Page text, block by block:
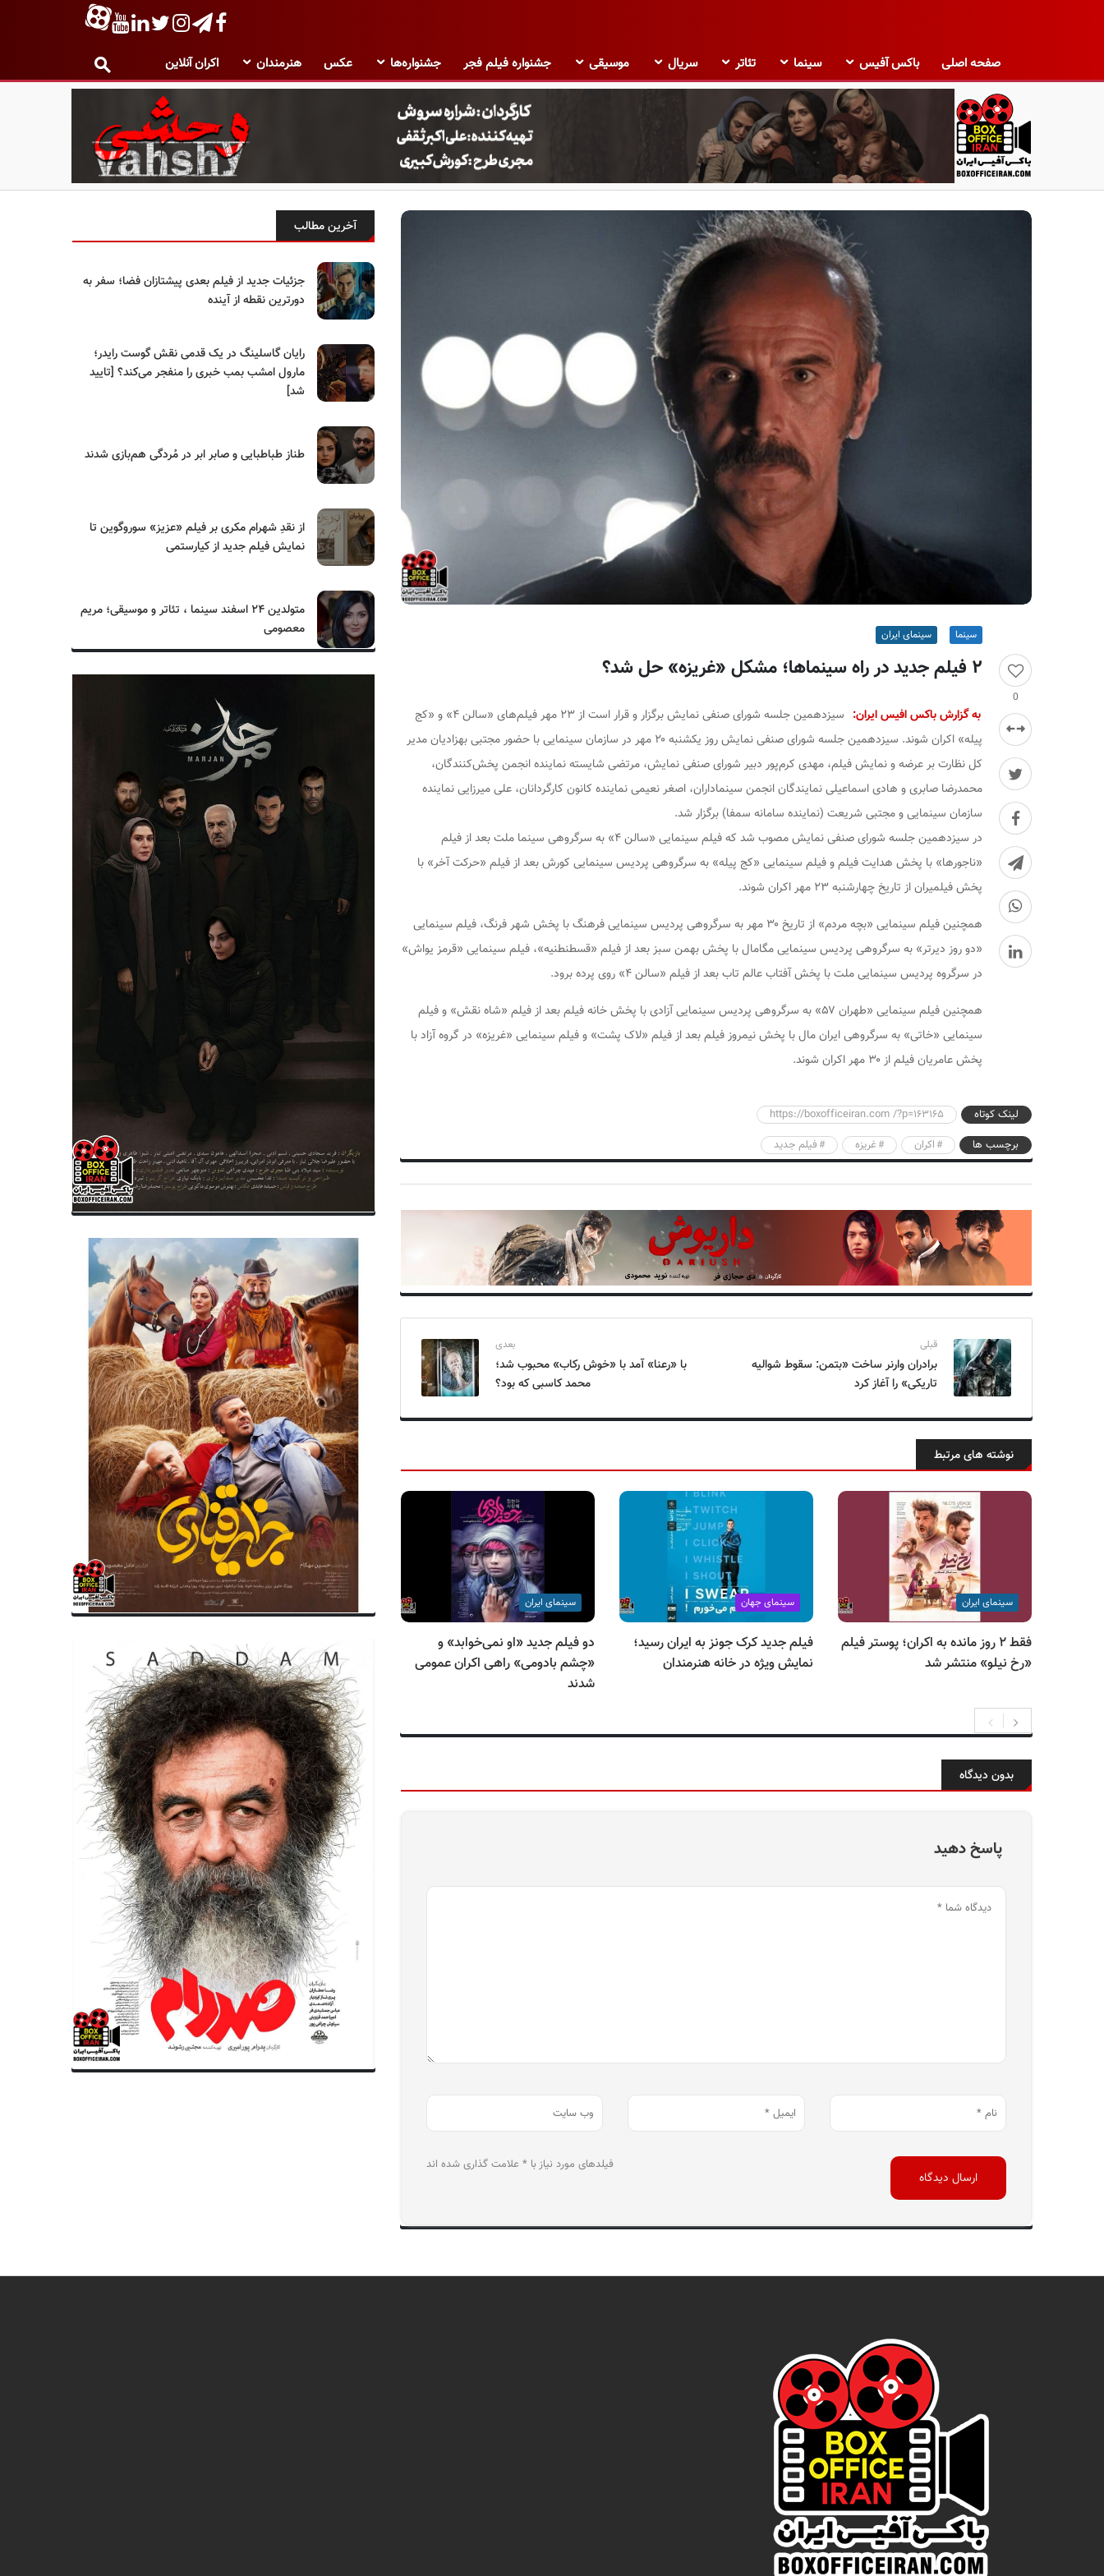
صفحه اصلی باکس آفیس سینما تئاتر سریال موسیقی جشنواره فیلم فجر جشنواره‌ها عکس هنرمندان اکران آنلاین
ب
ک
0
سینما سینمای ایران
۲ فیلم جدید در راه سینماها؛ مشکل «غریزه» حل شد؟
به گزارش باکس افیس ایران:
سیزدهمین جلسه شورای صنفی نمایش برگزار و قرار است از ۲۳ مهر فیلم‌های «سالن ۴» و «کج
پیله» اکران شوند. سیزدهمین جلسه شورای صنفی نمایش روز یکشنبه ۲۰ مهر در سازمان سینمایی با حضور مجتبی بهزادیان مدیر
کل نظارت بر عرضه و نمایش فیلم، مهدی کرم‌پور دبیر شورای صنفی نمایش، مرتضی شایسته نماینده انجمن پخش‌کنندگان،
محمدرضا صابری و هادی اسماعیلی نمایندگان انجمن سینماداران، اصغر نعیمی نماینده کانون کارگردانان، علی میرزایی نماینده‌
سازمان سینمایی و مجتبی شریعت (نماینده سامانه سمفا) برگزار شد.
در سیزدهمین جلسه شورای صنفی نمایش مصوب شد که فیلم سینمایی «سالن ۴» به سرگروهی سینما ملت بعد از فیلم
«ناجورها» با پخش هدایت فیلم و فیلم سینمایی «کج پیله» به سرگروهی پردیس سینمایی کورش بعد از فیلم «حرکت آخر» با
پخش فیلمیران از تاریخ چهارشنبه ۲۳ مهر اکران شوند.
همچنین فیلم سینمایی «بچه مردم» از تاریخ ۳۰ مهر به سرگروهی پردیس سینمایی فرهنگ با پخش شهر فرنگ، فیلم سینمایی
«دو روز دیرتر» به سرگروهی پردیس سینمایی مگامال با پخش بهمن سبز بعد از فیلم «قسطنطنیه»، فیلم سینمایی «قرمز یواش»
در سرگروه پردیس سینمایی ملت با پخش آفتاب عالم تاب بعد از فیلم «سالن ۴» روی پرده برود.
همچنین فیلم سینمایی «طهران ۵۷» به سرگروهی پردیس سینمایی آزادی با پخش خانه فیلم بعد از فیلم «شاه نقش» و فیلم
سینمایی «خاتی» به سرگروهی ایران مال با پخش نیمروز فیلم بعد از فیلم «لاک پشت» و فیلم سینمایی «غریزه» در گروه آزاد با
پخش عامریان فیلم از ۳۰ مهر اکران شوند.
لینک کوتاه
https://boxofficeiran.com /?p=163165
برچسب ها
اکران غریزه فیلم جدید
قبلی
برادران وارنر ساخت «بتمن: سقوط شوالیه
تاریکی» را آغاز کرد
بعدی
با «رعنا» آمد با «خوش رکاب» محبوب شد؛
محمد کاسبی که بود؟
نوشته های مرتبط
سینمای ایران
فقط ۲ روز مانده به اکران؛ پوستر فیلم
«رخ نیلو» منتشر شد
سینمای جهان
فیلم جدید کرک جونز به ایران رسید؛
نمایش ویژه در خانه هنرمندان
سینمای ایران
دو فیلم جدید «او نمی‌خوابد» و
«چشم بادومی» راهی اکران عمومی
شدند
سینمای ایران
کج پیله و غریزه اجازه نمایش در
سینماهای قم را پیدا نکردند
سینمای ایران
«غریزه» کلید می‌خورد + تاریخ
بدون دیدگاه
پاسخ دهید
فیلدهای مورد نیاز با * علامت گذاری شده اند
آخرین مطالب
جزئیات جدید از فیلم بعدی پیشتازان فضا؛ سفر به
دورترین نقطه از آینده
رایان گاسلینگ در یک قدمی نقش گوست رایدر؛
مارول امشب بمب خبری را منفجر می‌کند؟ [تایید
شد]
طناز طباطبایی و صابر ابر در مُردگی هم‌بازی شدند
از نقدِ شهرام مکری بر فیلم «عزیز» سوروگوین تا
نمایش فیلم جدید از کیارستمی
متولدین ۲۴ اسفند سینما ، تئاتر و موسیقی؛ مریم
معصومی